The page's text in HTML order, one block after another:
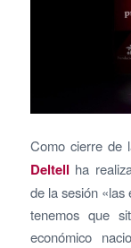
Como cierre de
Deltell ha
de la sesión «las
tenemos que
económico